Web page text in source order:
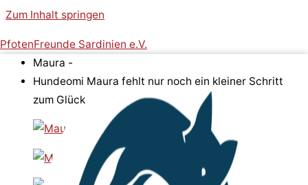
Zum Inhalt springen
PfotenFreunde Sardinien e.V.
Maura -
Hundeomi Maura fehlt nur noch ein kleiner Schritt
zum Glück